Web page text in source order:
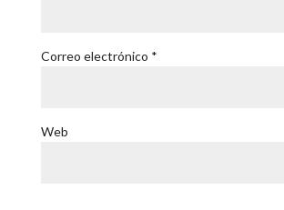
Correo electrónico *
Web